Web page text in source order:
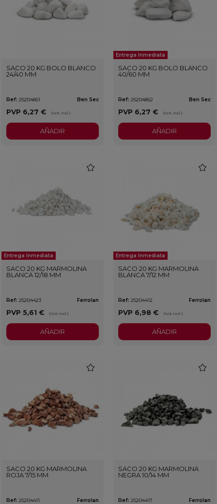
SACO 20 KG BOLO BLANCO
24/40 MM
Ref: 25204851 Ben Sec
PVP 6,27 € (IVA incl.)
AÑADIR
Entrega Inmediata
SACO 20 KG BOLO BLANCO
40/60 MM
Ref: 25204852 Ben Sec
PVP 6,27 € (IVA incl.)
AÑADIR
Entrega Inmediata
SACO 20 KG MARMOLINA
BLANCA 12/18 MM
Ref: 25204423 Ferrolan
PVP 5,61 € (IVA incl.)
AÑADIR
Entrega Inmediata
SACO 20 KG MARMOLINA
BLANCA 7/12 MM
Ref: 25204412 Ferrolan
PVP 6,98 € (IVA incl.)
AÑADIR
SACO 20 KG MARMOLINA
ROJA 7/15 MM
Ref: 25204411 Ferrolan
SACO 20 KG MARMOLINA
NEGRA 10/14 MM
Ref: 25204417 Ferrolan